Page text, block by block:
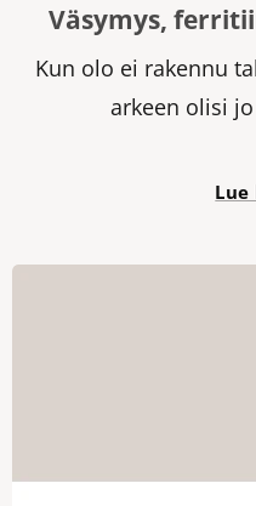
Väsymys,
Kun olo ei rakennu
arkeen olisi
Lue